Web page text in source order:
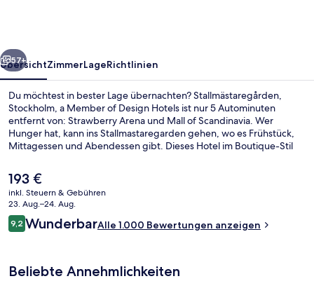
Hotels
Weiter
57+
ÜbersichtZimmerLageRichtlinien
Du möchtest in bester Lage übernachten? Stallmästaregården,
Stockholm, a Member of Design Hotels ist nur 5 Autominuten
entfernt von: Strawberry Arena und Mall of Scandinavia. Wer
Hunger hat, kann ins Stallmastaregarden gehen, wo es Frühstück,
Mittagessen und Abendessen gibt. Dieses Hotel im Boutique-Stil
Der
aktuelle
Preis
beträgt
193 €.
193 €
inkl. Steuern & Gebühren
23. Aug.–24. Aug.
Bewertungen
9,29,2 von 10.
WunderbarAlle 1.000 Bewertungen anzeigen
Beliebte Annehmlichkeiten